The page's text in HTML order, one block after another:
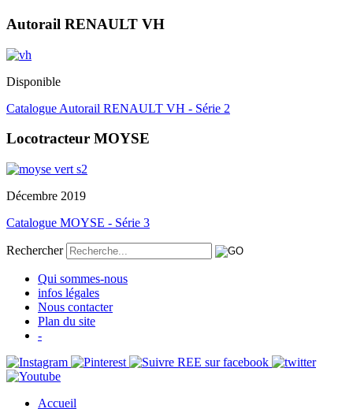
Autorail RENAULT VH
Disponible
Catalogue Autorail RENAULT VH - Série 2
Locotracteur MOYSE
Décembre 2019
Catalogue MOYSE - Série 3
Rechercher
Qui sommes-nous
infos légales
Nous contacter
Plan du site
-
Accueil